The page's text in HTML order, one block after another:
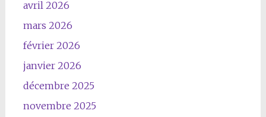
avril 2026
mars 2026
février 2026
janvier 2026
décembre 2025
novembre 2025